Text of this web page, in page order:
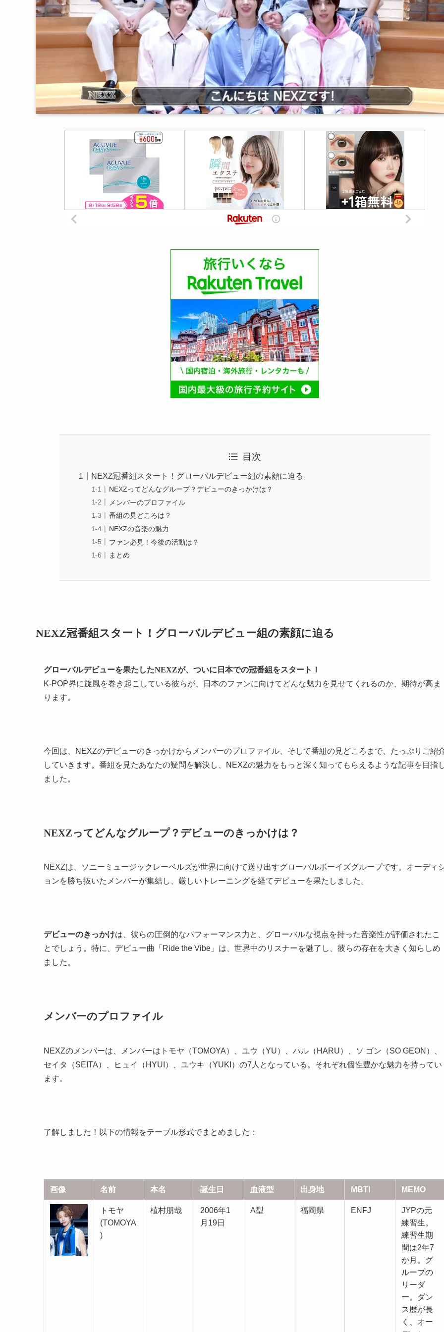
目次
NEXZ冠番組スタート！グローバルデビュー組の素顔に迫る
NEXZってどんなグループ？デビューのきっかけは？
メンバーのプロファイル
番組の見どころは？
NEXZの音楽の魅力
ファン必見！今後の活動は？
まとめ
NEXZ冠番組スタート！グローバルデビュー組の素顔に迫る
グローバルデビューを果たしたNEXZが、ついに日本での冠番組をスタート！
K-POP界に旋風を巻き起こしている彼らが、日本のファンに向けてどんな魅力を見せてくれるのか、期待が高ま
ります。
今回は、NEXZのデビューのきっかけからメンバーのプロファイル、そして番組の見どころまで、たっぷりご紹
していきます。番組を見たあなたの疑問を解決し、NEXZの魅力をもっと深く知ってもらえるような記事を目指
ました。
NEXZってどんなグループ？デビューのきっかけは？
NEXZは、ソニーミュージックレーベルズが世界に向けて送り出すグローバルボーイズグループです。オーディ
ョンを勝ち抜いたメンバーが集結し、厳しいトレーニングを経てデビューを果たしました。
デビューのきっかけは、彼らの圧倒的なパフォーマンス力と、グローバルな視点を持った音楽性が評価されたこ
とでしょう。特に、デビュー曲「Ride the Vibe」は、世界中のリスナーを魅了し、彼らの存在を大きく知らしめ
ました。
メンバーのプロファイル
NEXZのメンバーは、メンバーはトモヤ（TOMOYA）、ユウ（YU）、ハル（HARU）、ソ ゴン（SO GEON）、
セイタ（SEITA）、ヒュイ（HYUI）、ユウキ（YUKI）の7人となっている。それぞれ個性豊かな魅力を持ってい
ます。
了解しました！以下の情報をテーブル形式でまとめました：
画像 名前 本名 誕生日 血液型 出身地 MBTI MEMO
トモヤ
(TOMOYA
)
植村朋哉
2006年1
月19日
A型 福岡県 ENFJ
JYPの元
練習生。
練習生期
間は2年7
か月。グ
ループの
リーダ
ー。ダン
ス歴が長
く、オー